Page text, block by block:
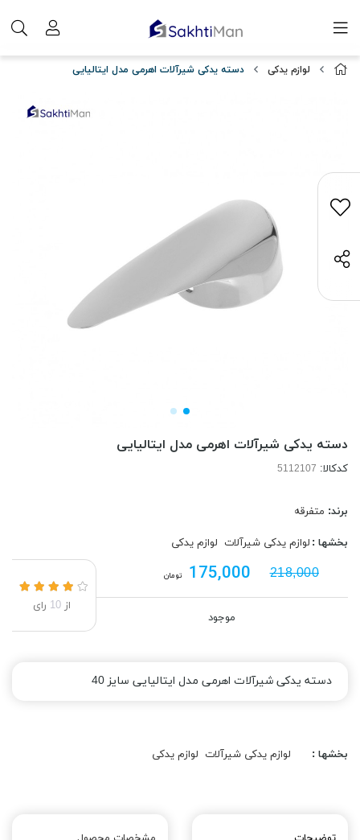
لوازم یدکی دسته یدکی شیرآلات اهرمی مدل ایتالیایی
دسته یدکی شیرآلات اهرمی مدل ایتالیایی
کدکالا:
برند: متفرقه
بخشها : لوازم یدکی شیرآلات لوازم یدکی
218,000
175,000 تومان
موجود
از10 رای
دسته یدکی شیرآلات اهرمی مدل ایتالیایی سایز 40
بخشها : لوازم یدکی شیرآلات لوازم یدکی